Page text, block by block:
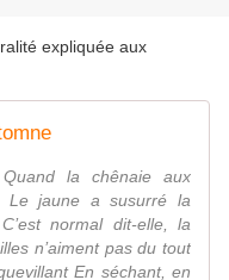
expliquée aux
la chênaie aux
Le jaune a susurré la
normal dit-elle, la
n’aiment pas du tout
En séchant, en